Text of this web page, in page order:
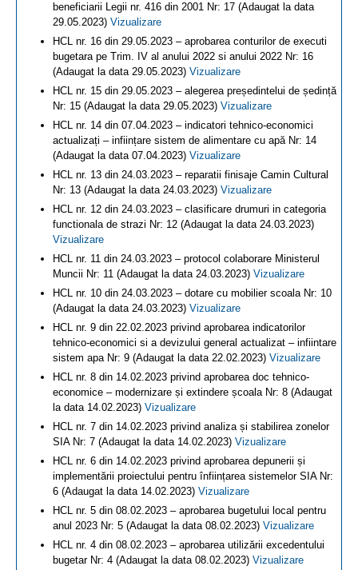
beneficiarii Legii nr. 416 din 2001 Nr: 17 (Adaugat la data
29.05.2023) Vizualizare
HCL nr. 16 din 29.05.2023 – aprobarea conturilor de executi
bugetara pe Trim. IV al anului 2022 si anului 2022 Nr: 16
(Adaugat la data 29.05.2023) Vizualizare
HCL nr. 15 din 29.05.2023 – alegerea președintelui de ședință
Nr: 15 (Adaugat la data 29.05.2023) Vizualizare
HCL nr. 14 din 07.04.2023 – indicatori tehnico-economici
actualizați – inființare sistem de alimentare cu apă Nr: 14
(Adaugat la data 07.04.2023) Vizualizare
HCL nr. 13 din 24.03.2023 – reparatii finisaje Camin Cultural
Nr: 13 (Adaugat la data 24.03.2023) Vizualizare
HCL nr. 12 din 24.03.2023 – clasificare drumuri in categoria
functionala de strazi Nr: 12 (Adaugat la data 24.03.2023)
Vizualizare
HCL nr. 11 din 24.03.2023 – protocol colaborare Ministerul
Muncii Nr: 11 (Adaugat la data 24.03.2023) Vizualizare
HCL nr. 10 din 24.03.2023 – dotare cu mobilier scoala Nr: 10
(Adaugat la data 24.03.2023) Vizualizare
HCL nr. 9 din 22.02.2023 privind aprobarea indicatorilor
tehnico-economici si a devizului general actualizat – infiintare
sistem apa Nr: 9 (Adaugat la data 22.02.2023) Vizualizare
HCL nr. 8 din 14.02.2023 privind aprobarea doc tehnico-
economice – modernizare și extindere școala Nr: 8 (Adaugat
la data 14.02.2023) Vizualizare
HCL nr. 7 din 14.02.2023 privind analiza și stabilirea zonelor
SIA Nr: 7 (Adaugat la data 14.02.2023) Vizualizare
HCL nr. 6 din 14.02.2023 privind aprobarea depunerii și
implementării proiectului pentru înființarea sistemelor SIA Nr:
6 (Adaugat la data 14.02.2023) Vizualizare
HCL nr. 5 din 08.02.2023 – aprobarea bugetului local pentru
anul 2023 Nr: 5 (Adaugat la data 08.02.2023) Vizualizare
HCL nr. 4 din 08.02.2023 – aprobarea utilizării excedentului
bugetar Nr: 4 (Adaugat la data 08.02.2023) Vizualizare